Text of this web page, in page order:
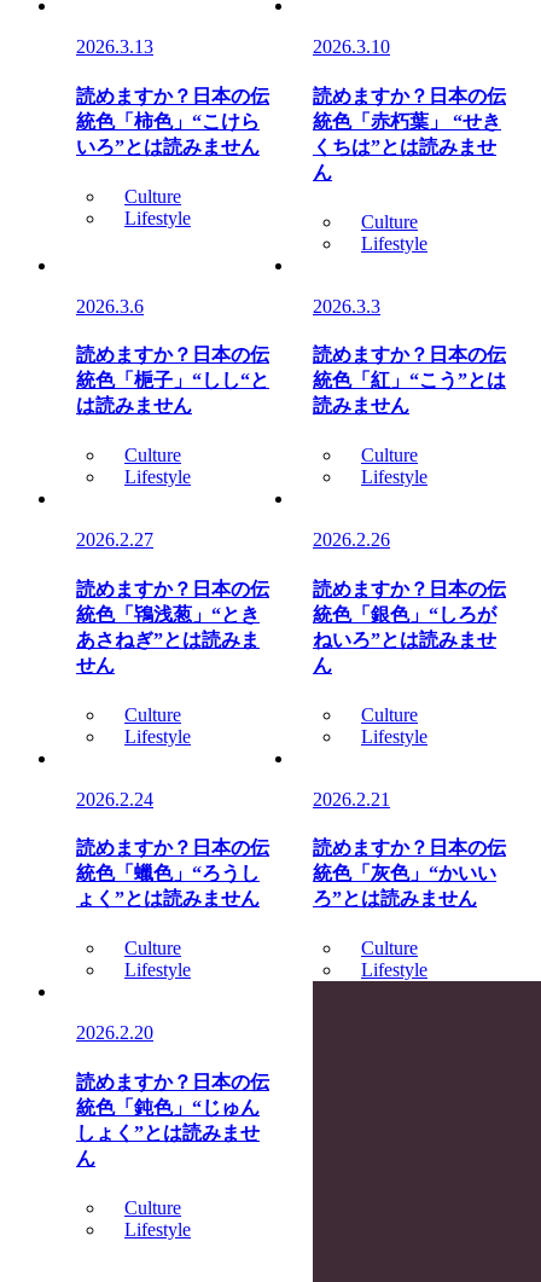
2026.3.13
読めますか？日本の伝
統色「柿色」“こけら
いろ”とは読みません
Culture
Lifestyle
2026.3.10
読めますか？日本の伝
統色「赤朽葉」 “せき
くちは”とは読みませ
ん
Culture
Lifestyle
2026.3.6
読めますか？日本の伝
統色「梔子」“しし“と
は読みません
Culture
Lifestyle
2026.3.3
読めますか？日本の伝
統色「紅」“こう”とは
読みません
Culture
Lifestyle
2026.2.27
読めますか？日本の伝
統色「鴇浅葱」“とき
あさねぎ”とは読みま
せん
Culture
Lifestyle
2026.2.26
読めますか？日本の伝
統色「銀色」“しろが
ねいろ”とは読みませ
ん
Culture
Lifestyle
2026.2.24
読めますか？日本の伝
統色「蠟色」“ろうし
ょく”とは読みません
Culture
Lifestyle
2026.2.21
読めますか？日本の伝
統色「灰色」“かいい
ろ”とは読みません
Culture
Lifestyle
2026.2.20
読めますか？日本の伝
統色「鈍色」“じゅん
しょく”とは読みませ
ん
Culture
Lifestyle